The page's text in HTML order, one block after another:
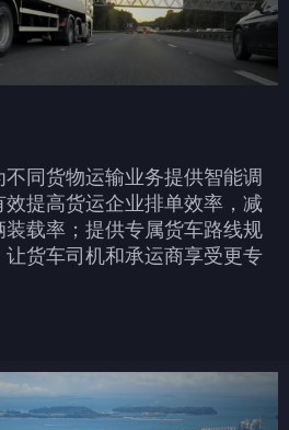
同货物运输业务提供智能调
提高货运企业排单效率，减
载率；提供专属货车路线规
货车司机和承运商享受更专